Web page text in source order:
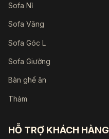
Sofa Nỉ
Sofa Văng
Sofa Góc L
Sofa Giường
Bàn ghế ăn
Thảm
HỖ TRỢ KHÁCH HÀNG